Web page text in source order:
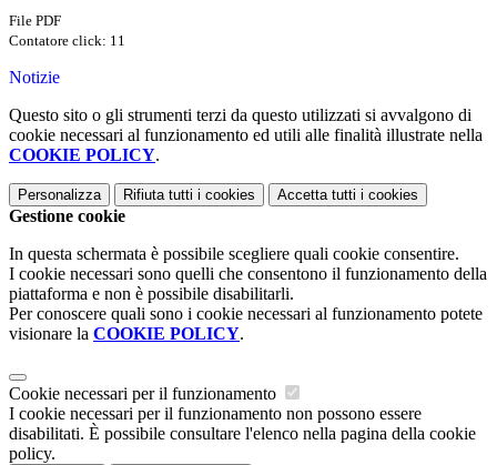
File PDF
Contatore click: 11
Notizie
Questo sito o gli strumenti terzi da questo utilizzati si avvalgono di
cookie necessari al funzionamento ed utili alle finalità illustrate nella
COOKIE POLICY.
Personalizza Rifiuta tutti i cookies Accetta tutti i cookies
Gestione cookie
In questa schermata è possibile scegliere quali cookie consentire.
I cookie necessari sono quelli che consentono il funzionamento della
piattaforma e non è possibile disabilitarli.
Per conoscere quali sono i cookie necessari al funzionamento potete
visionare la COOKIE POLICY.
Cookie necessari per il funzionamento
I cookie necessari per il funzionamento non possono essere
disabilitati. È possibile consultare l'elenco nella pagina della cookie
policy.